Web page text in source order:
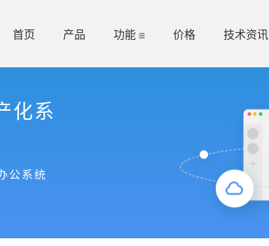
首页 产品 功能 价格 技术资讯
化系
公系统